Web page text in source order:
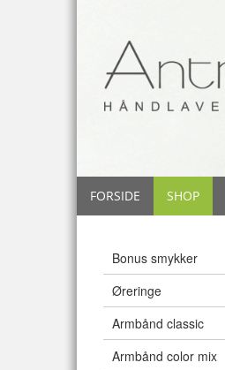
FORSIDE SHOP
Bonus smykker
Øreringe
Armbånd classic
Armbånd color mix